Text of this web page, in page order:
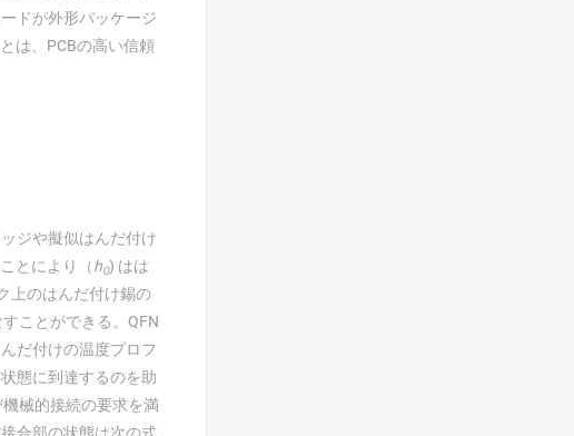
ドが外形パッケージ
は、PCBの高い信頼
ジや擬似はんだ付け
とにより（h0) はは
上のはんだ付け錫の
ことができる。QFN
だ付けの温度プロフ
態に到達するのを助
械的接続の要求を満